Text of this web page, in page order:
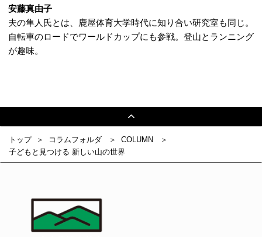
安藤真由子
夫の隼人氏とは、鹿屋体育大学時代に知り合い研究室も同じ。
自転車のロードでワールドカップにも参戦。登山とランニング
が趣味。
トップ コラムフォルダ
COLUMN
子どもと見つける 新しい山の世界